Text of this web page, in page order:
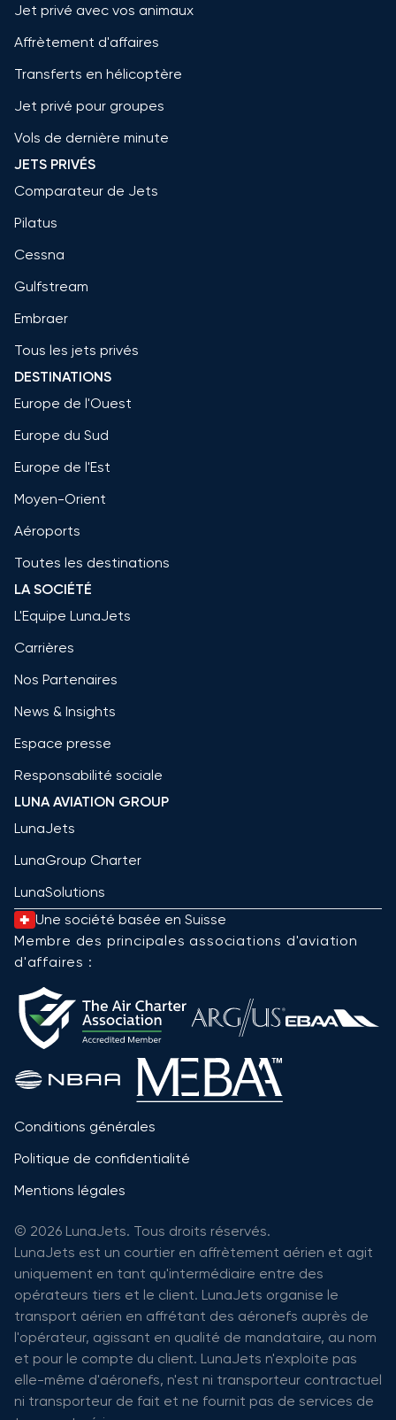
Jet privé avec vos animaux
Affrètement d'affaires
Transferts en hélicoptère
Jet privé pour groupes
Vols de dernière minute
JETS PRIVÉS
Comparateur de Jets
Pilatus
Cessna
Gulfstream
Embraer
Tous les jets privés
DESTINATIONS
Europe de l'Ouest
Europe du Sud
Europe de l'Est
Moyen-Orient
Aéroports
Toutes les destinations
LA SOCIÉTÉ
L'Equipe LunaJets
Carrières
Nos Partenaires
News & Insights
Espace presse
Responsabilité sociale
LUNA AVIATION GROUP
LunaJets
LunaGroup Charter
LunaSolutions
Une société basée en Suisse
Membre des principales associations d'aviation
d'affaires :
Conditions générales
Politique de confidentialité
Mentions légales
© 2026 LunaJets. Tous droits réservés.
LunaJets est un courtier en affrètement aérien et agit
uniquement en tant qu'intermédiaire entre des
opérateurs tiers et le client. LunaJets organise le
transport aérien en affrétant des aéronefs auprès de
l'opérateur, agissant en qualité de mandataire, au nom
et pour le compte du client. LunaJets n'exploite pas
elle-même d'aéronefs, n'est ni transporteur contractuel
ni transporteur de fait et ne fournit pas de services de